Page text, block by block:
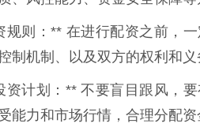
规则：** 在进行配资之前，
制机制、以及双方的权利和义
资计划：** 不要盲目跟风，
能力和市场行情，合理分配资